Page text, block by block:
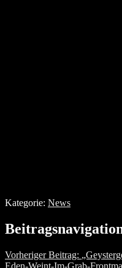
Kategorie: News
Vorheriger Beitrag:
Eden-Weint-Im-Grab-